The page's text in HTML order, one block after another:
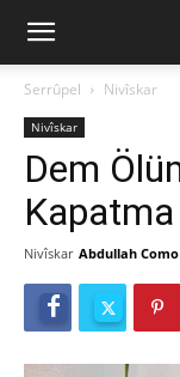
Serrûpel Nivîskar
Nivîskar
Dem
Nivîskar Abdullah